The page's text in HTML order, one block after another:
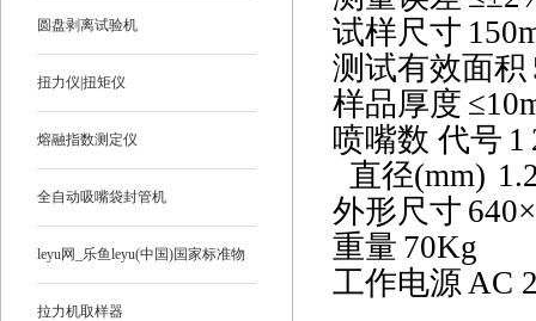
圆盘剥离试验机
扭力仪|扭矩仪
熔融指数测定仪
全自动吸嘴袋封管机
leyu网_乐鱼leyu(中国)国家标准物
质
拉力机取样器
试样尺寸
测试有效面积
样品厚度 ≤
喷嘴数 代号 1
直径(mm)
外形尺寸 640×
重量 70Kg
工作电源 AC